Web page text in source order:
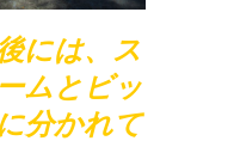
には、ス
ムとビッ
分かれて